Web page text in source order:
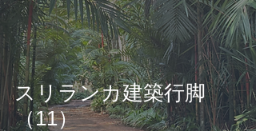
スリランカ建築行脚
（11）